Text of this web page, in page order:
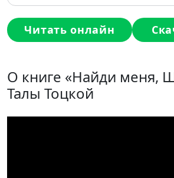
Читать онлайн
О книге «Найди меня,
Талы Тоцкой